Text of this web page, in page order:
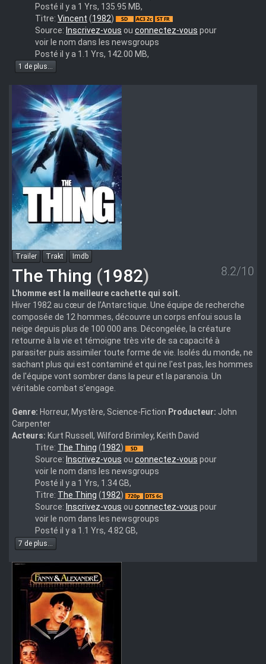
Posté il y a 1 Yrs, 135.95 MB,
vincentx
Titre: Vincent (1982)
Source: Inscrivez-vous ou connectez-vous pour
voir le nom dans les newsgroups
Posté il y a 1.1 Yrs, 142.00 MB,
1 de plus...
Trailer Trakt Imdb
The Thing (1982) 8.2/10
L'homme est la meilleure cachette qui soit.
Hiver 1982 au cœur de l’Antarctique. Une équipe de recherche
composée de 12 hommes, découvre un corps enfoui sous la
neige depuis plus de 100 000 ans. Décongelée, la créature
retourne à la vie et témoigne très vite de sa capacité à
parasiter puis assimiler toute forme de vie. Isolés du monde, ne
sachant plus qui est contaminé et qui ne l'est pas, les hommes
de l'équipe vont sombrer dans la peur et la paranoïa. Un
véritable combat s’engage.
Genre: Horreur, Mystère, Science-Fiction Producteur: John
Carpenter
Acteurs: Kurt Russell, Wilford Brimley, Keith David
Thing
(1982)
french
HDrip
Team
Titine
Titre: The Thing (1982)
Source: Inscrivez-vous ou connectez-vous pour
voir le nom dans les newsgroups
Posté il y a 1 Yrs, 1.34 GB,
the.thing.1982.french.720p.bluray.x264.dts-
rough
Titre: The Thing (1982)
Source: Inscrivez-vous ou connectez-vous pour
voir le nom dans les newsgroups
Posté il y a 1.1 Yrs, 4.82 GB,
7 de plus...